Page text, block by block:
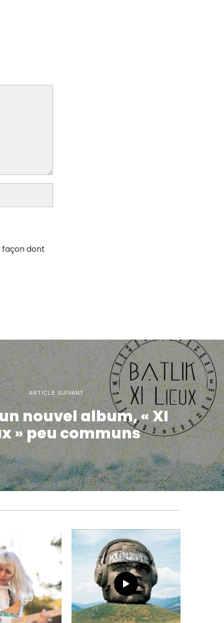
façon dont
ARTICLE SUIVANT
nouvel album, « XI
» peu communs